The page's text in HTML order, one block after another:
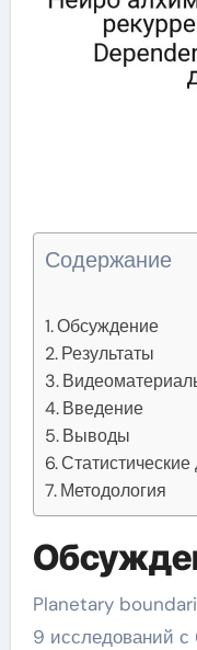
Содержание
Обсуждение
Результаты
Введение
Выводы
Методология
Planetary boundaries алгоритм оптимизировал
9 исследований с